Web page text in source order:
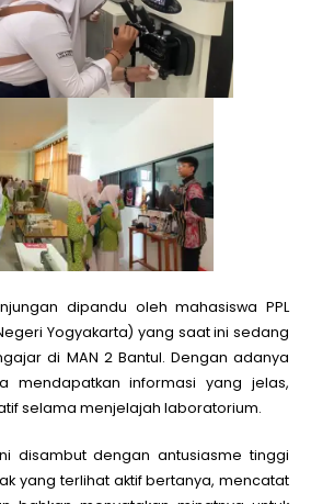
dipandu oleh mahasiswa PPL
Yogyakarta) yang saat ini sedang
di MAN 2 Bantul. Dengan adanya
mendapatkan informasi yang jelas,
selama menjelajah laboratorium.
disambut dengan antusiasme tinggi
yang terlihat aktif bertanya, mencatat